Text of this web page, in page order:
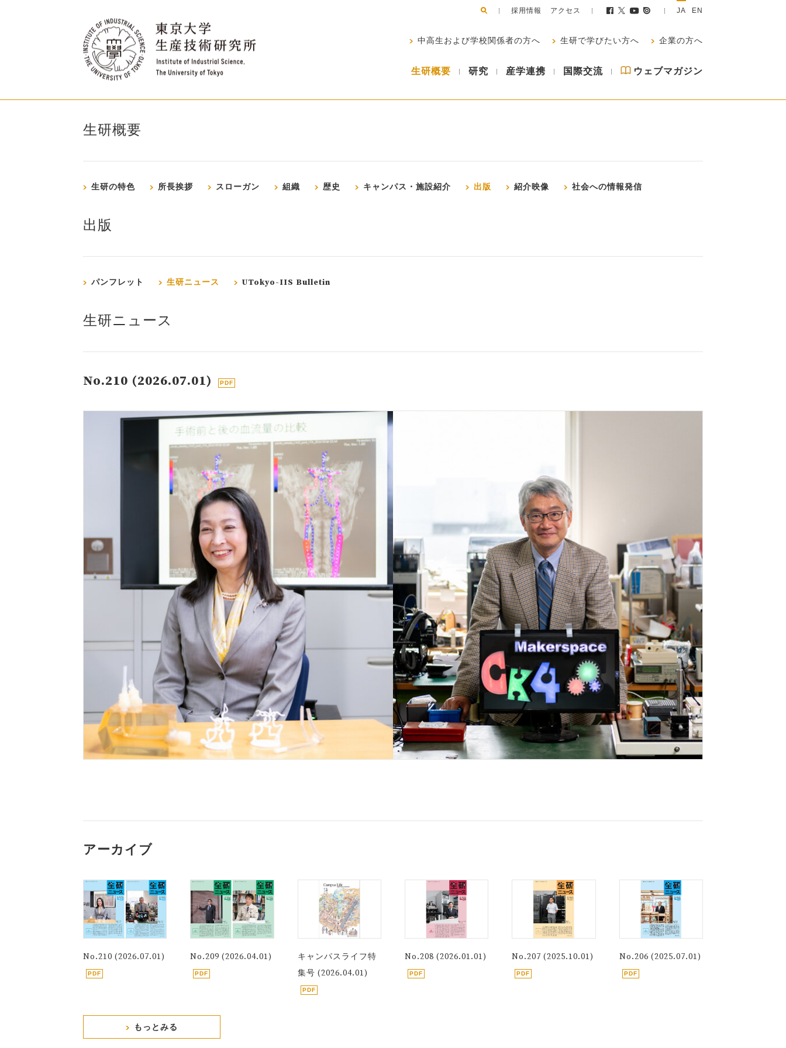
採用情報 アクセス JA EN
中高生および学校関係者の方へ 生研で学びたい方へ 企業の方へ
生研概要 研究 産学連携 国際交流 ウェブマガジン
生研概要
生研の特色 所長挨拶 スローガン 組織 歴史 キャンパス・施設紹介 出版 紹介映像 社会への情報発信
出版
パンフレット 生研ニュース UTokyo-IIS Bulletin
生研ニュース
No.210 (2026.07.01)
アーカイブ
No.210 (2026.07.01) No.209 (2026.04.01)
キャンパスライフ特
集号 (2026.04.01)
No.208 (2026.01.01) No.207 (2025.10.01) No.206 (2025.07.01)
もっとみる